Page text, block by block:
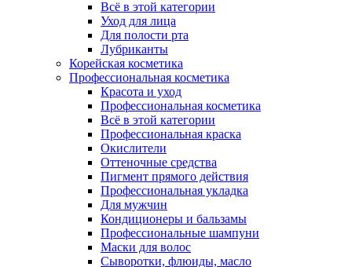
Всё в этой категории
Уход для лица
Для полости рта
Лубриканты
Корейская косметика
Профессиональная косметика
Красота и уход
Профессиональная косметика
Всё в этой категории
Профессиональная краска
Окислители
Оттеночные средства
Пигмент прямого действия
Профессиональная укладка
Для мужчин
Кондиционеры и бальзамы
Профессиональные шампуни
Маски для волос
Сыворотки, флюиды, масло